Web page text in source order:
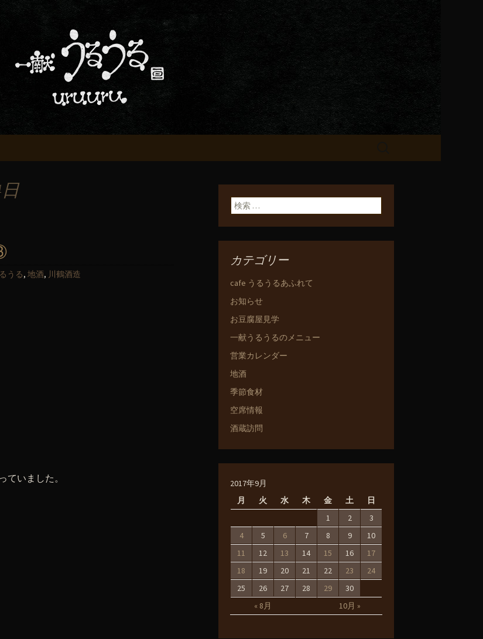
いしい地酒が飲める「一
ブログ
うるうる」からのお知らせ
うる, 地酒, 川鶴酒造
いました。
検索:
カテゴリー
cafe うるうるあふれて
お知らせ
お豆腐屋見学
一献うるうるのメニュー
営業カレンダー
地酒
季節食材
空席情報
酒蔵訪問
2017年9月
月
火 水 木 金 土 日
« 8月 10月 »
1 2
3
4
5 6 7 8 9
10
11
12 13 14 15 16
17
18
19 20 21 22 23
24
25
26 27 28 29 30